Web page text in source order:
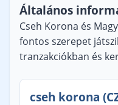
Általános
Cseh Korona és
fontos szerepet
tranzakciókban és
cseh korona